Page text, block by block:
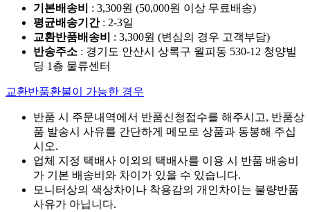
기본배송비
: 3,300원 (50,000원 이상 무료배송)
평균배송기간: 2-3일
교환반품배송비
: 3,300원 (변심의 경우 고객부담)
반송주소 : 경기도 안산시 상록구 월피동 530-12 청양빌
딩 1층 물류센터
교환반품환불이 가능한 경우
반품 시 주문내역에서 반품신청접수를 해주시고, 반품상
품 발송시 사유를 간단하게 메모로 상품과 동봉해 주십
시오.
업체 지정 택배사 이외의 택배사를 이용 시 반품 배송비
가 기본 배송비와 차이가 있을 수 있습니다.
모니터상의 색상차이나 착용감의 개인차이는 불량반품
사유가 아닙니다.